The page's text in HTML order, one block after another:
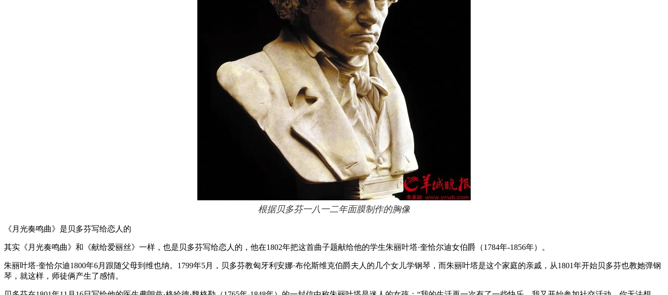
根据贝多芬一八一二年面膜制作的胸像
《月光奏鸣曲》是贝多芬写给恋人的
其实《月光奏鸣曲》和《献给爱丽丝》一样，也是贝多芬写给恋人的，他在1802年把这首曲子题献给他的学生朱丽叶塔·奎恰尔迪女伯爵（1784年-1856年）。
朱丽叶塔·奎恰尔迪1800年6月跟随父母到维也纳。1799年5月，贝多芬教匈牙利安娜·布伦斯维克伯爵夫人的几个女儿学钢琴，而朱丽叶塔是这个家庭的亲戚，从1801年开始贝多芬也教她弹钢
琴，就这样，师徒俩产生了感情。